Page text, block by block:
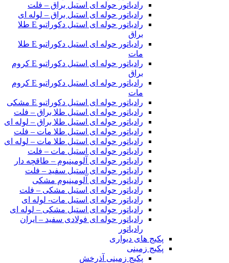
رادیاتور حوله ای استیل براق – فلت
رادیاتور حوله ای استیل براق – لوله ای
رادیاتور حوله ای استیل دکوراتیو E طلا
براق
رادیاتور حوله ای استیل دکوراتیو E طلا
مات
رادیاتور حوله ای استیل دکوراتیو E کروم
براق
رادیاتور حوله ای استیل دکوراتیو E کروم
مات
رادیاتور حوله ای استیل دکوراتیو E مشکی
رادیاتور حوله ای استیل طلا براق – فلت
رادیاتور حوله ای استیل طلا براق – لوله ای
رادیاتور حوله ای استیل طلا مات – فلت
رادیاتور حوله ای استیل طلا مات – لوله ای
رادیاتور حوله ای استیل مات – فلت
رادیاتور حوله ای آلومینیوم – طاقچه دار
رادیاتور حوله ای استیل سفید – فلت
رادیاتور حوله ای آلومینیوم مشکی
رادیاتور حوله ای استیل مشکی – فلت
رادیاتور حوله ای استیل مات- لوله ای
رادیاتور حوله ای استیل مشکی – لوله ای
رادیاتور حوله ای فولادی سفید – ایران
رادیاتور
پکیج های دیواری
پکیج زمینی
پکیج زمینی آذرخش